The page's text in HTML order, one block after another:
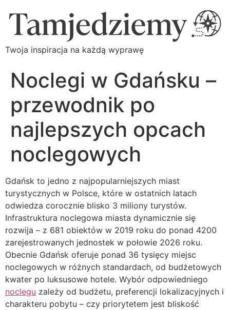
Twoja inspiracja na każdą wyprawę
Noclegi w Gdańsku –
przewodnik po
najlepszych opcach
noclegowych
Gdańsk to jedno z najpopularniejszych miast
turystycznych w Polsce, które w ostatnich latach
odwiedza corocznie blisko 3 miliony turystów.
Infrastruktura noclegowa miasta dynamicznie się
rozwija – z 681 obiektów w 2019 roku do ponad 4200
zarejestrowanych jednostek w połowie 2026 roku.
Obecnie Gdańsk oferuje ponad 36 tysięcy miejsc
noclegowych w różnych standardach, od budżetowych
kwater po luksusowe hotele. Wybór odpowiedniego
noclegu zależy od budżetu, preferencji lokalizacyjnych i
charakteru pobytu – czy priorytetem jest bliskość